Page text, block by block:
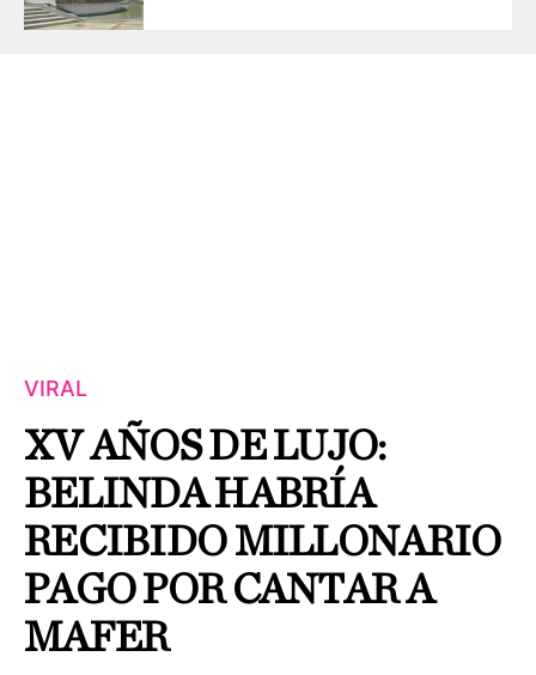
VIRAL
XV AÑOS DE LUJO:
BELINDA HABRÍA
RECIBIDO MILLONARIO
PAGO POR CANTAR A
MAFER